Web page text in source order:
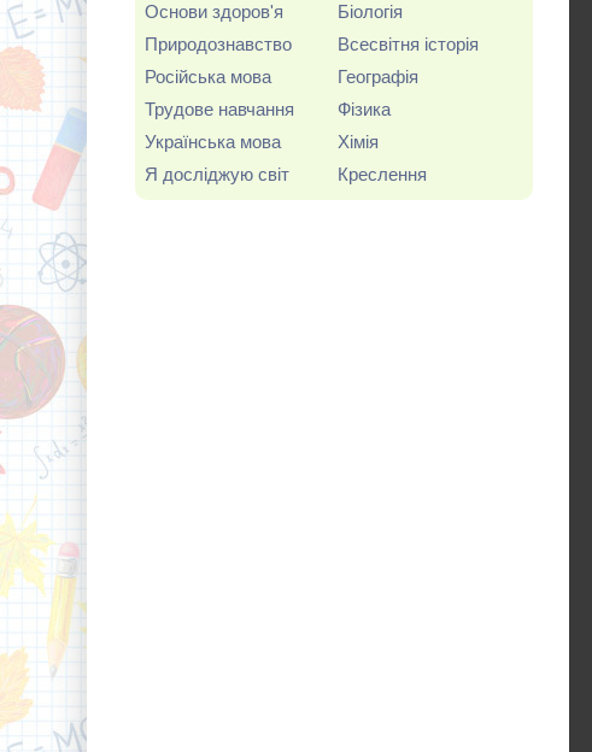
Основи здоров'я
Природознавство
Російська мова
Трудове навчання
Українська мова
Я досліджую світ
Біологія
Всесвітня історія
Географія
Фізика
Хімія
Креслення